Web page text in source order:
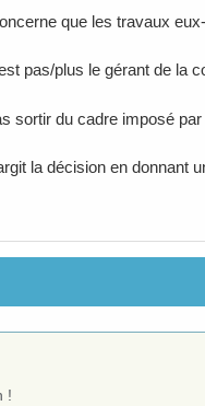
que les travaux
pas/plus le gérant de la
sortir du cadre imposé
la décision en donnant
!